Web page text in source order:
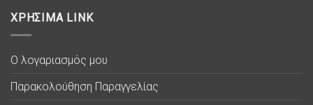
ΧΡΗΣΙΜΑ LINK
Ο λογαριασμός μου
Παρακολούθηση Παραγγελίας